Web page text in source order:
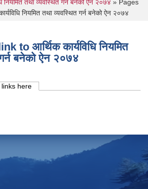
नियमित तथा व्यवस्थित गर्न बनेको ऐन २०७४ » Pages
नियमित तथा व्यवस्थित गर्न बनेको ऐन २०७४
to आर्थिक कार्यविधि नियमित
बनेको ऐन २०७४
links here